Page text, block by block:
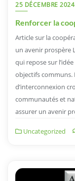
25 DÉCEMBRE 2024
Renforcer la
Article sur la
un avenir prospère
qui repose sur
objectifs communs.
d’interconnexion
communautés et
assurer un avenir
Uncategorized